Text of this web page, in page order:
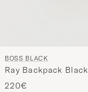
BOSS BLACK
Ray Backpack Black
220€